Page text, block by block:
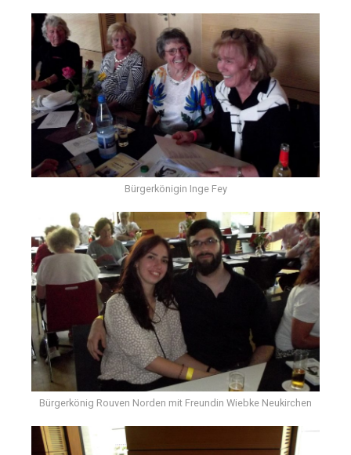
Bürgerkönigin Inge Fey
Bürgerkönig Rouven Norden mit Freundin Wiebke Neukirchen